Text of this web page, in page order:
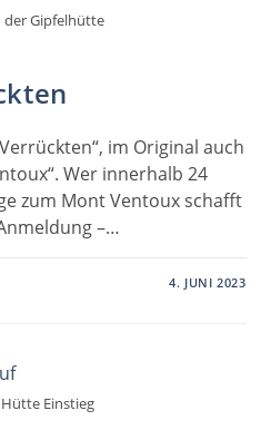
der Gipfelhütte
im Original auch
Wer innerhalb 24
zum Mont Ventoux schafft
–…
4. JUNI 2023
Einstieg